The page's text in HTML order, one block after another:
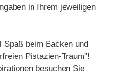
in Ihrem jeweiligen
Spaß beim Backen und
Pistazien-Traum”!
besuchen Sie